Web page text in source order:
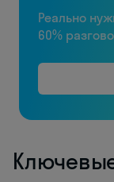
Реально
60%